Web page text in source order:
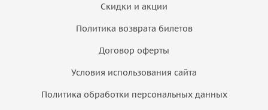
Скидки и акции
Политика возврата билетов
Договор оферты
Условия использования сайта
Политика обработки персональных данных